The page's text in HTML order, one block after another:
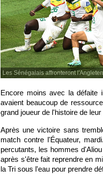
Les Sénégalais affronteront
Encore moins avec la défaite
avaient beaucoup de
grand joueur de l'histoire de leur
Après une victoire sans
match contre l'Équateur,
percutants, les hommes
après s'être fait reprendre en
la Tri sous l'eau pour prendre